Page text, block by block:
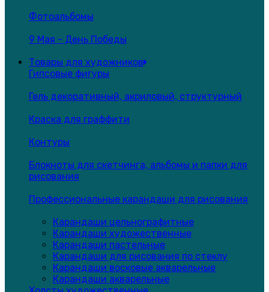
Фотоальбомы
9 Мая - День Победы
Товары для художников
Гипсовые фигуры
Гель декоративный, акриловый, структурный
Краска для граффити
Контуры
Блокноты для скетчинга, альбомы и папки для
рисования
Профессиональные карандаши для рисования
Карандаши цельнографитные
Карандаши художественные
Карандаши пастельные
Карандаши для рисования по стеклу
Карандаши восковые акварельные
Карандаши акварельные